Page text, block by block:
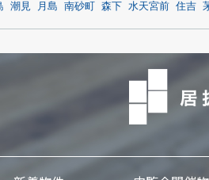
潮見 月島 南砂町 森下 水天宮前 住吉